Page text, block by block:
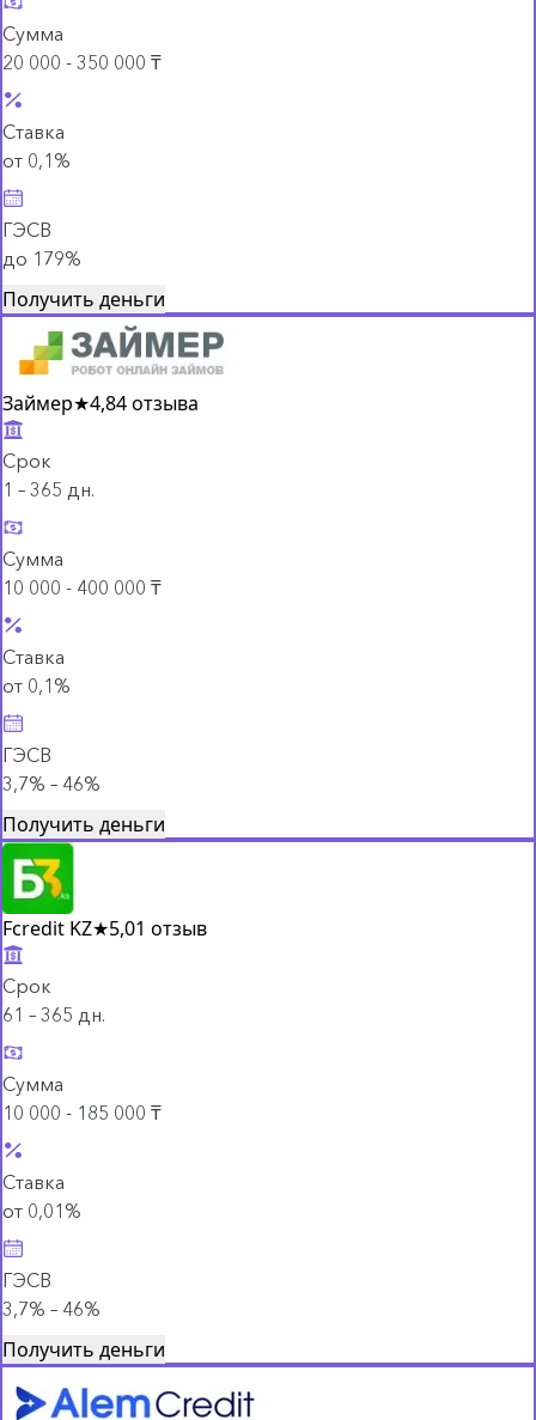
Сумма
20 000 - 350 000 ₸
Ставка
от 0,1%
ГЭСВ
до 179%
Получить деньги
Займер★4,84 отзыва
Срок
1 – 365 дн.
Сумма
10 000 - 400 000 ₸
Ставка
от 0,1%
ГЭСВ
3,7% – 46%
Получить деньги
Fcredit KZ★5,01 отзыв
Срок
61 – 365 дн.
Сумма
10 000 - 185 000 ₸
Ставка
от 0,01%
ГЭСВ
3,7% – 46%
Получить деньги